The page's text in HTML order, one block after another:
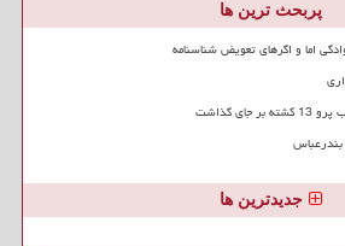
پربحث ترین ها
اما و اگرهای تعویض شناسنامه
گذاشت
جدیدترین ها